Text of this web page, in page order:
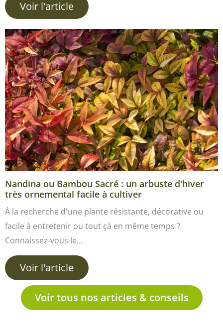
Voir l'article
Nandina ou Bambou Sacré : un arbuste d'hiver
très ornemental facile à cultiver
À la recherche d'une plante résistante, décorative ou
facile à entretenir ou tout çà en même temps ?
Connaissez-vous le…
Voir l'article
Voir tous nos articles & conseils